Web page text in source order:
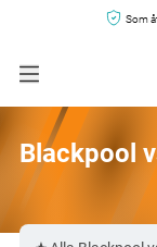
Som
Blackpool